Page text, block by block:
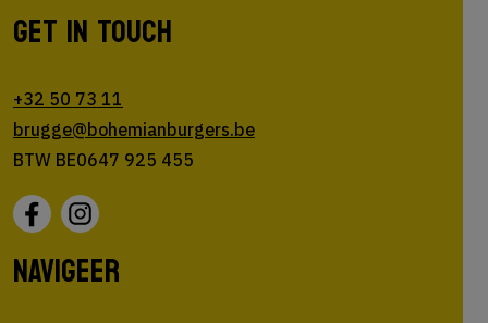
GET IN TOUCH
+32 50 73 11
brugge@bohemianburgers.be
BTW BE0647 925 455
NAVIGEER